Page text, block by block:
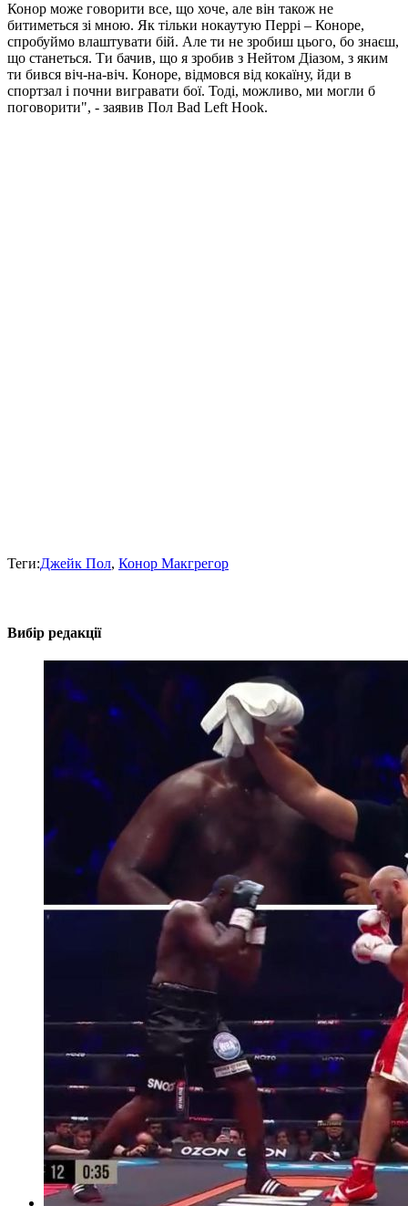
Конор може говорити все, що хоче, але він також не
битиметься зі мною. Як тільки нокаутую Перрі – Коноре,
спробуймо влаштувати бій. Але ти не зробиш цього, бо знаєш,
що станеться. Ти бачив, що я зробив з Нейтом Діазом, з яким
ти бився віч-на-віч. Коноре, відмовся від кокаїну, йди в
спортзал і почни вигравати бої. Тоді, можливо, ми могли б
поговорити", - заявив Пол Bad Left Hook.
Теги:Джейк Пол, Конор Макгрегор
Вибір редакції